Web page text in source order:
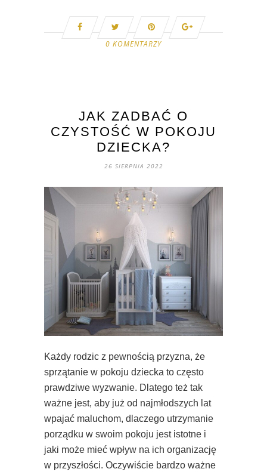
0 KOMENTARZY
JAK ZADBAĆ O
CZYSTOŚĆ W POKOJU
DZIECKA?
26 SIERPNIA 2022
Każdy rodzic z pewnością przyzna, że
sprzątanie w pokoju dziecka to często
prawdziwe wyzwanie. Dlatego też tak
ważne jest, aby już od najmłodszych lat
wpajać maluchom, dlaczego utrzymanie
porządku w swoim pokoju jest istotne i
jaki może mieć wpływ na ich organizację
w przyszłości. Oczywiście bardzo ważne